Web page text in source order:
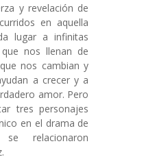
y revelación de
en aquella
lugar a infinitas
nos llenan de
nos cambian y
a crecer y a
amor. Pero
tres personajes
en el drama de
relacionaron